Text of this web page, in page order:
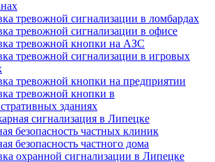
тревожной сигнализации в ломбардах
тревожной сигнализации в офисе
тревожной кнопки на АЗС
тревожной сигнализации в игровых
тревожной кнопки на предприятии
тревожной кнопки в
зданиях
сигнализация в Липецке
безопасность частных клиник
безопасность частного дома
охранной сигнализации в Липецке